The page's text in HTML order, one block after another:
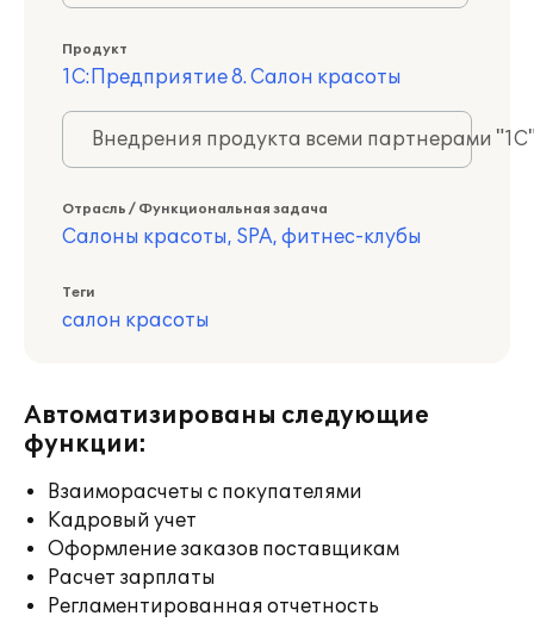
Продукт
1С:Предприятие 8. Салон красоты
Внедрения продукта всеми партнерами
Отрасль / Функциональная задача
Салоны красоты, SPA, фитнес-клубы
Теги
салон красоты
Автоматизированы следующие
функции:
Взаиморасчеты с покупателями
Кадровый учет
Оформление заказов поставщикам
Расчет зарплаты
Регламентированная отчетность